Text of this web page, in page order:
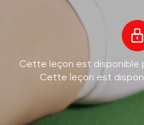
Cette leçon est disponible
Cette leçon est